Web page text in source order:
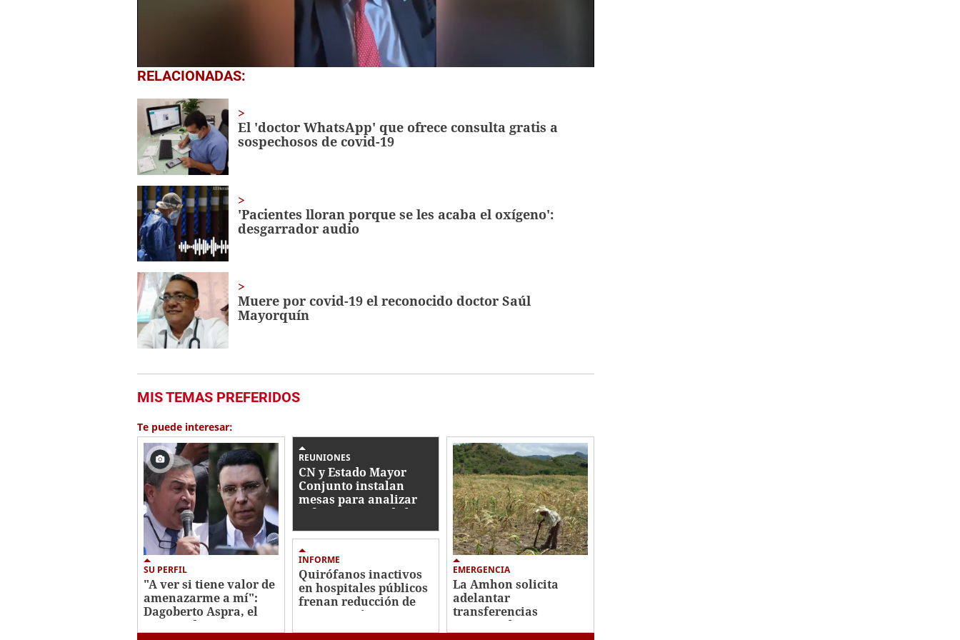
0
seconds
minute,
Volume
0%
RELACIONADAS:
El 'doctor WhatsApp' queofrece consulta gratis a
sospechosos de covid-19
'Pacientes lloran porque se les acaba el oxígeno':
desgarrador audio
Muere por covid-19 el reconocido doctor Saúl
Mayorquín
MIS TEMAS PREFERIDOS
Te puede interesar:
SU PERFIL
"A ver si tiene valor de
amenazarme a mí":
Dagoberto Aspra, el
procurador que
REUNIONES
CN y Estado Mayor
Conjunto instalan
mesas para analizar
reformas a Ley de las
INFORME
Quirófanos inactivos
en hospitales públicos
frenan reducción de
mora quirúrgica
EMERGENCIA
La Amhon solicita
adelantar
transferencias
municipales para